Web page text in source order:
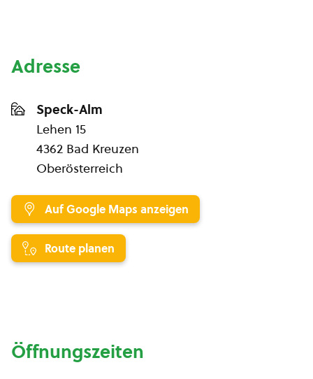
Adresse
Speck-Alm
Lehen 15
4362 Bad Kreuzen
Oberösterreich
Auf Google Maps anzeigen
Route planen
Öffnungszeiten